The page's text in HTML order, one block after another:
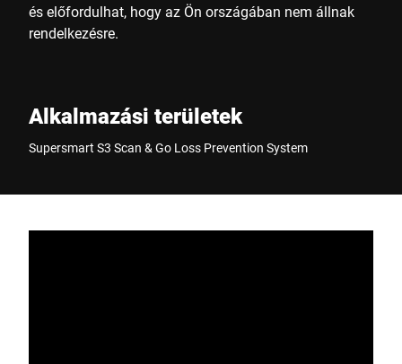
és előfordulhat, hogy az Ön országában nem állnak
rendelkezésre.
Alkalmazási területek
Supersmart S3 Scan & Go Loss Prevention System